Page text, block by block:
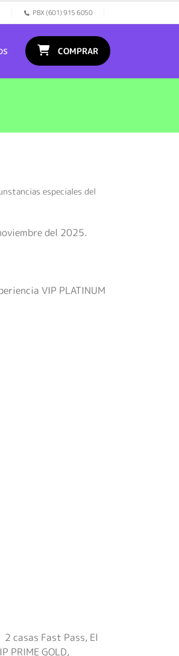
PBX (601) 915 6050
COMPRAR
especiales del
del 2025.
VIP PLATINUM
casas Fast Pass, El
PRIME GOLD,